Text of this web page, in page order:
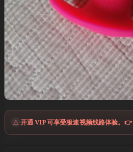
⚠️ 开通 VIP 可享受极速视频线路体验。👉